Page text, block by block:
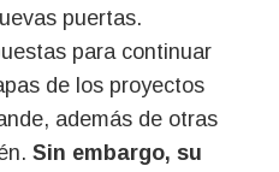
puertas.
para continuar
de los proyectos
además de otras
Sin embargo, su